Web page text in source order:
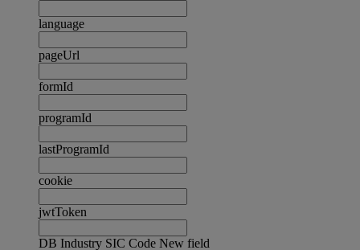
language
pageUrl
formId
programId
lastProgramId
cookie
jwtToken
DB Industry SIC Code New field